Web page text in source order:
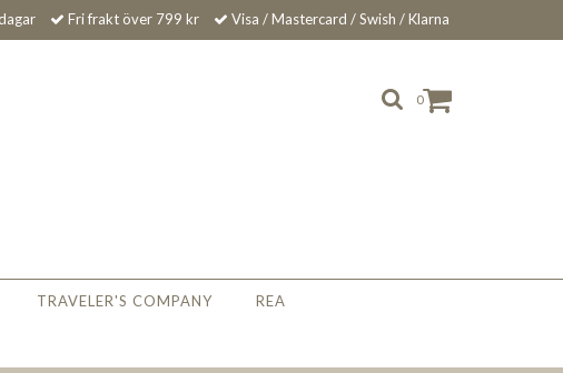
Fri frakt över 799 kr Visa / Mastercard / Swish / Klarna
0
TRAVELER'S COMPANY REA